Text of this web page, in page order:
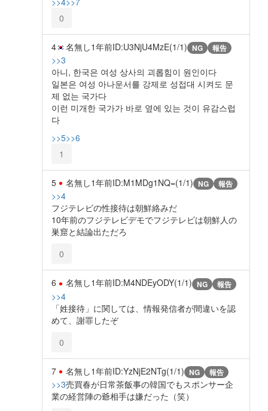
0
4 名無し1年前ID:U3NjU4MzE(1/1) NG 報告
>>3
아니, 한국은 여성 상사의 괴롭힘이 원인이다
일본은 여성 아나운서를 강제로 성접대 시켜도 문
제 없는 국가다
이런 미개한 국가가 바로 옆에 있는 것이 유감스럽
다
>>5>>6
1
5 名無し1年前ID:M1MDg1NQ=(1/1) NG 報告
>>4
フジテレビの性接待は朝鮮絡みだ
10年前のフジテレビデモでフジテレビは朝鮮人の
巣窟と結論出ただろ
0
6 名無し1年前ID:M4NDEyODY(1/1) NG 報告
>>4
「姓接待」に関しては、情報発信者が間違いを認
めて、謝罪したぞ
0
7 名無し1年前ID:YzNjE2NTg(1/1) NG 報告
>>3売買春が日常茶飯事の韓国でもスポンサー企
業の経営陣の爺相手は嫌だった（笑）